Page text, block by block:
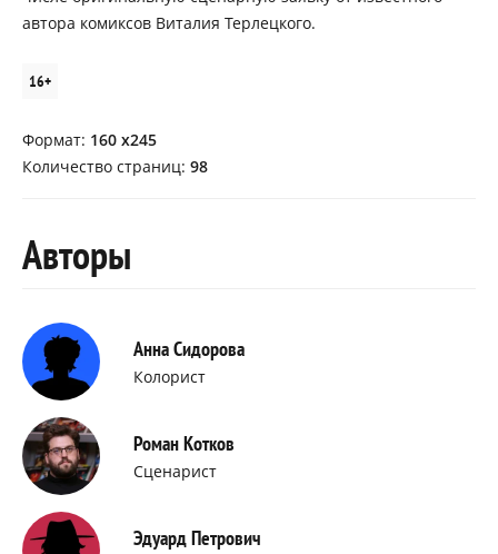
автора комиксов Виталия Терлецкого.
16+
Формат: 160 х245
Количество страниц: 98
Авторы
Анна Сидорова
Колорист
Роман Котков
Сценарист
Эдуард Петрович